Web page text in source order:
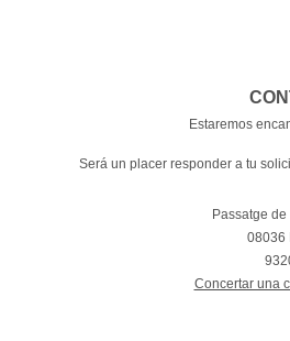
Estaremos
Será un placer responder a tu
Passatge
08036
Concertar una